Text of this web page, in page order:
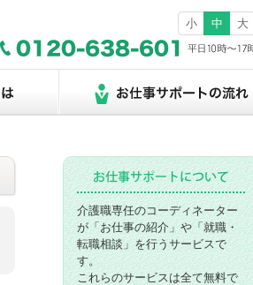
小 中 大
介護職専任のコーディネーター
が「お仕事の紹介」や「就職・
転職相談」を行うサービスで
す。
これらのサービスは全て無料で